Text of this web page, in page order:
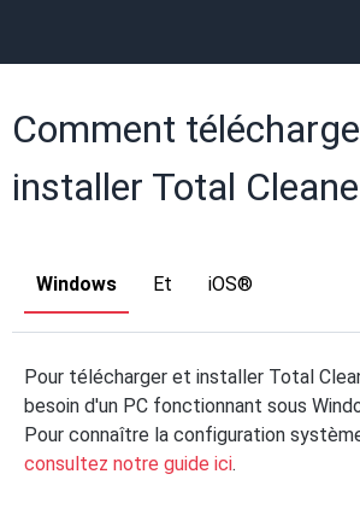
Comment
installer Total
Windows Et iOS®
Pour télécharger et installer Total
besoin d'un PC fonctionnant sous
Pour connaître la configuration
consultez notre guide ici.